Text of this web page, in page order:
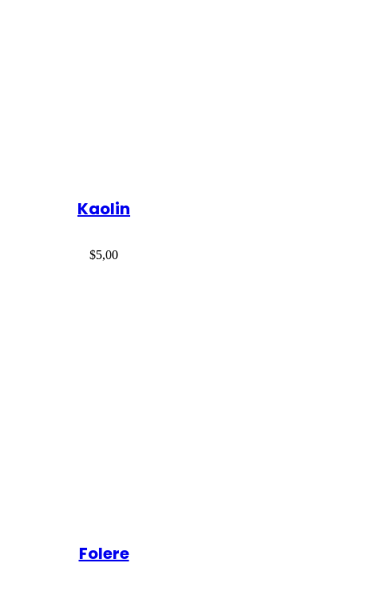
Kaolin
$5,00
Folere